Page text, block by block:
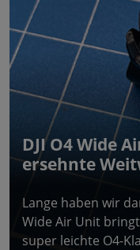
DJI O4 Wide
ersehnte
Lange haben wir
Wide Air Unit
super leichte O4-